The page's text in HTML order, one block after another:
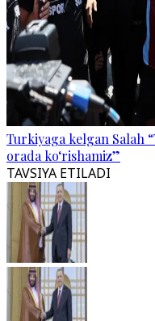
Turkiyaga kelgan Salah
orada ko‘rishamiz”
TAVSIYA ETILADI